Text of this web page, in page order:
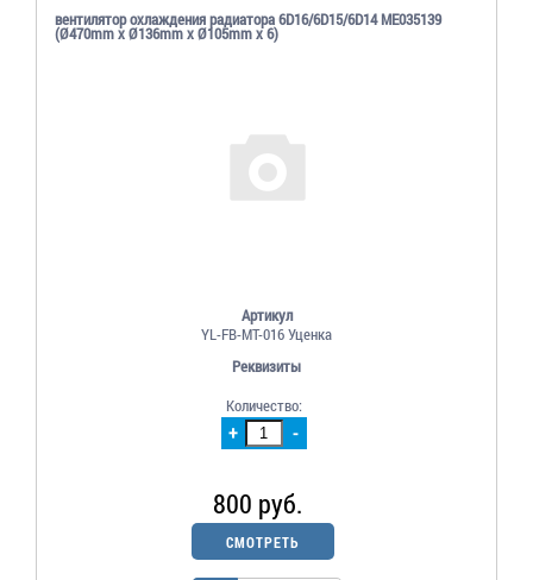
вентилятор охлаждения радиатора 6D16/6D15/6D14 ME035139
(Ø470mm x Ø136mm x Ø105mm x 6)
Артикул
YL-FB-MT-016 Уценка
Реквизиты
+ -
Количество:
800 руб.
СМОТРЕТЬ